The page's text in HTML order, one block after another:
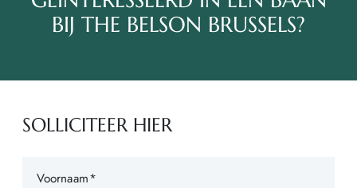
BIJ THE BELSON BRUSSELS?
SOLLICITEER HIER
Voornaam